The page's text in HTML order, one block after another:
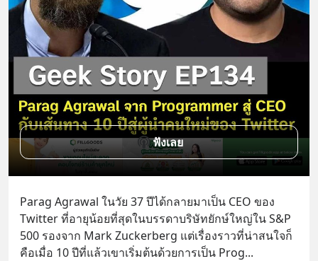
ฟังเลย
Parag Agrawal ในวัย 37 ปีได้กลายมาเป็น CEO ของ
Twitter ที่อายุน้อยที่สุดในบรรดาบริษัทยักษ์ใหญ่ใน S&P
500 รองจาก Mark Zuckerberg แต่เรื่องราวที่น่าสนใจก็
คือเมื่อ 10 ปีที่แล้วเขาเริ่มต้นด้วยการเป็น Prog...